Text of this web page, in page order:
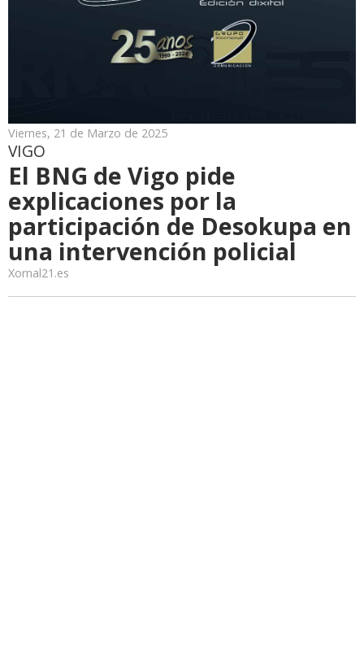
Viernes, 21 de Marzo de 2025
VIGO
El BNG de Vigo pide
explicaciones por la
participación de Desokupa en
una intervención policial
Xornal21.es